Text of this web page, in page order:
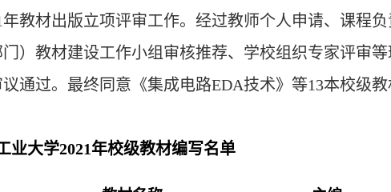
年教材出版立项评审工作。经过教师个人申请、课程负
）教材建设工作小组审核推荐、学校组织专家评审等
通过。最终同意 《集成电路EDA技术》等13本校级
业大学2021年校级教材编写名单